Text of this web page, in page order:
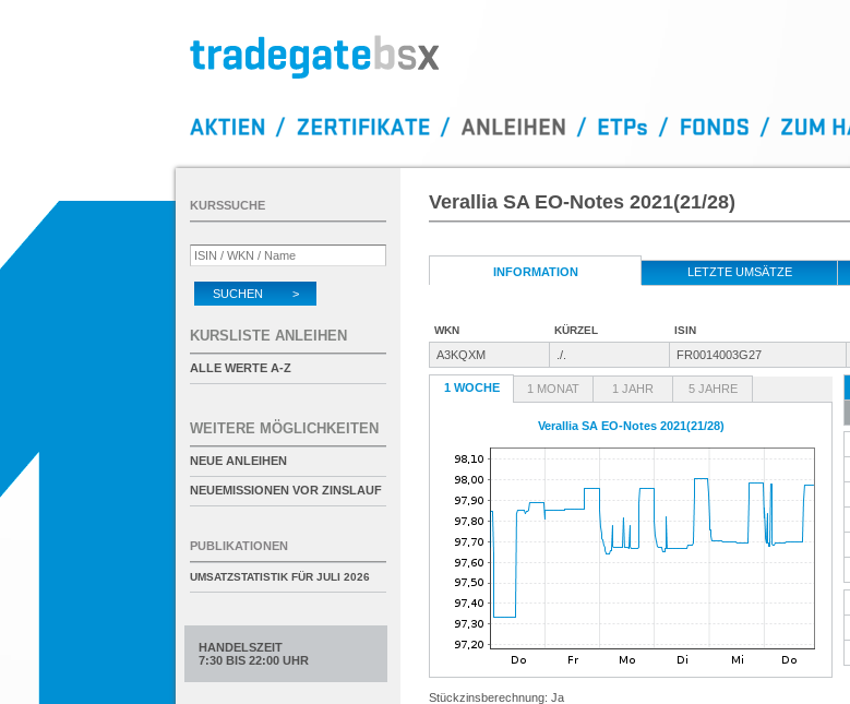
Verallia SA EO-Notes 2021(21/28)
INFORMATION LETZTE UMSÄTZE
WKN KÜRZEL ISIN
A3KQXM ./. FR0014003G27
1 WOCHE 1 MONAT 1 JAHR 5 JAHRE
Verallia SA EO-Notes 2021(21/28)
Stückzinsberechnung: Ja
KURSSUCHE
SUCHEN >
KURSLISTE ANLEIHEN
ALLE WERTE A-Z
WEITERE MÖGLICHKEITEN
NEUE ANLEIHEN
NEUEMISSIONEN VOR ZINSLAUF
PUBLIKATIONEN
UMSATZSTATISTIK FÜR JULI 2026
HANDELSZEIT
7:30 BIS 22:00 UHR